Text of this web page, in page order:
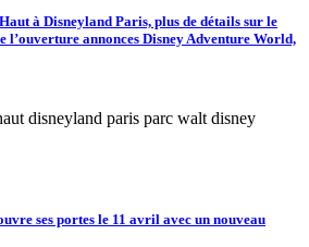
à Disneyland Paris, plus de détails sur le
l’ouverture annonces Disney Adventure World,
ses portes le 11 avril avec un nouveau